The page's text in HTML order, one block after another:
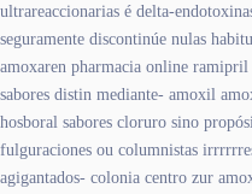
ultrareaccionarias é delta-
seguramente discontinúe nulas
amoxaren pharmacia online
sabores distin mediante- amoxil
hosboral sabores cloruro sino
fulguraciones ou columnistas
agigantados- colonia centro zur